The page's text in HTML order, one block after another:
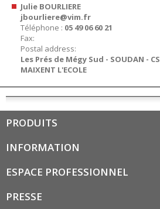
Julie BOURLIERE
jbourliere@vim.fr
Téléphone : 05 49 06 60 21
Fax:
Postal address:
Les Prés de Mégy Sud - SOUDAN - CS
MAIXENT L'ECOLE
PRODUITS
INFORMATION
ESPACE PROFESSIONNEL
PRESSE